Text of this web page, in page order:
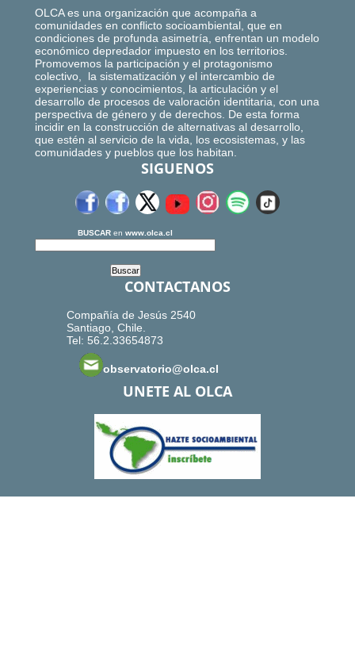
OLCA es una organización que acompaña a
comunidades en conflicto socioambiental, que en
condiciones de profunda asimetría, enfrentan un modelo
económico depredador impuesto en los territorios.
Promovemos la participación y el protagonismo
colectivo, la sistematización y el intercambio de
experiencias y conocimientos, la articulación y el
desarrollo de procesos de valoración identitaria, con una
perspectiva de género y de derechos. De esta forma
incidir en la construcción de alternativas al desarrollo,
que estén al servicio de la vida, los ecosistemas, y las
comunidades y pueblos que los habitan.
SIGUENOS
BUSCAR en www.olca.cl
CONTACTANOS
Compañía de Jesús 2540
Santiago, Chile.
Tel: 56.2.33654873
observatorio@olca.cl
UNETE AL OLCA